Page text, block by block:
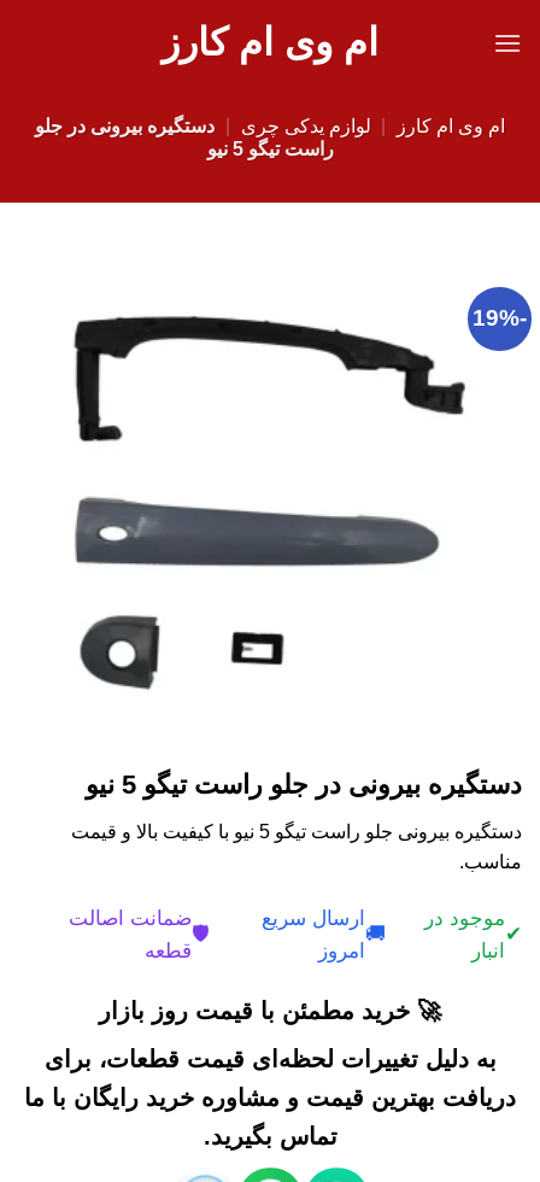
ام وی ام کارز
ام وی ام کارز لوازم یدکی چری
دستگیره بیرونی در جلو
راست تیگو 5 نیو
-19%
دستگیره بیرونی در جلو راست تیگو 5 نیو
دستگیره بیرونی جلو راست تیگو 5 نیو با کیفیت بالا و قیمت
مناسب.
✔
موجود در
انبار
🚚
ارسال سریع
امروز
🛡️
ضمانت اصالت
قطعه
🚀 خرید مطمئن با قیمت روز بازار
به دلیل تغییرات لحظه‌ای قیمت قطعات، برای
دریافت بهترین قیمت و مشاوره خرید رایگان با ما
تماس بگیرید.